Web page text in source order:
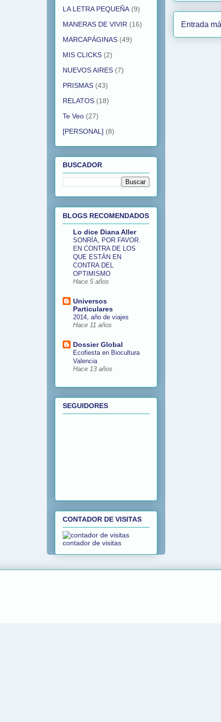
Entrada
LA LETRA PEQUEÑA (9)
MANERAS DE VIVIR (16)
MARCAPÁGINAS (49)
MIS CLICKS (2)
NUEVOS AIRES (7)
PRISMAS (43)
RELATOS (18)
Te Veo (27)
[PERSONAL] (8)
BUSCADOR
BLOGS RECOMENDADOS
Lo dice Diana Aller
SONRÍA, POR FAVOR.
EN CONTRA DE LOS
QUE ESTÁN EN
CONTRA DEL
OPTIMISMO
Hace 5 años
Universos
Particulares
2014, año de viajes
Hace 11 años
Dossier Global
Ecofiesta en Biocultura
Valencia
Hace 13 años
SEGUIDORES
CONTADOR DE VISITAS
contador de visitas